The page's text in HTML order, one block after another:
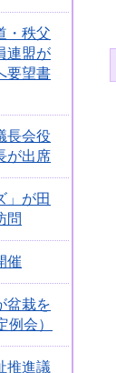
・秩父
連盟が
要望書
長会役
が出席
」が田
問
催
盆栽を
例会）
推進議